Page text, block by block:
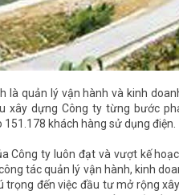
là quản lý vận hành và kinh
xây dựng Công ty từng bước
khách hàng sử dụng điện.
Công ty luôn đạt và vượt kế
tác quản lý vận hành, kinh
đến việc đầu tư mở rộng